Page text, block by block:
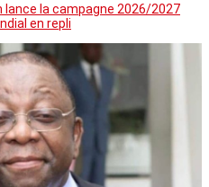
lance la campagne 2026/2027
en repli